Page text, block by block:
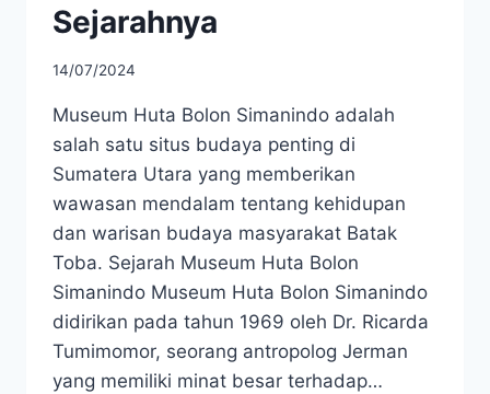
Sejarahnya
14/07/2024
Museum Huta Bolon Simanindo adalah
salah satu situs budaya penting di
Sumatera Utara yang memberikan
wawasan mendalam tentang kehidupan
dan warisan budaya masyarakat Batak
Toba. Sejarah Museum Huta Bolon
Simanindo Museum Huta Bolon Simanindo
didirikan pada tahun 1969 oleh Dr. Ricarda
Tumimomor, seorang antropolog Jerman
yang memiliki minat besar terhadap…